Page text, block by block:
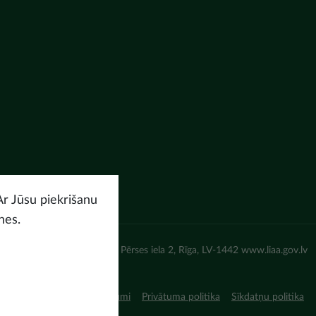
attīstības aģentūra (LIAA) Pērses iela 2, Rīga, LV-1442 www.liaa.gov.lv
Lietošanas noteikumi Privātuma politika Sīkdatņu politika
Jūsu piekrišanu